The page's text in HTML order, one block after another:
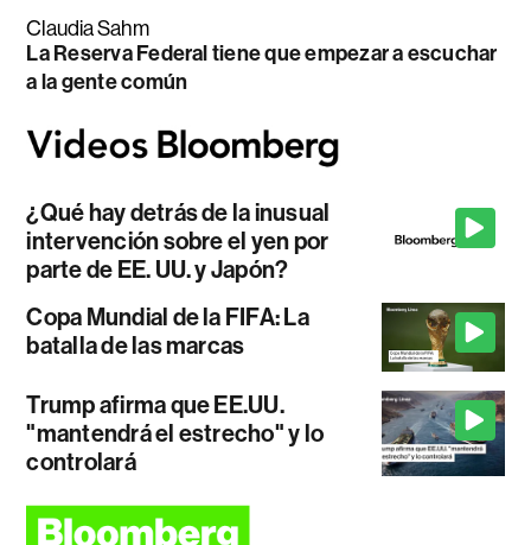
Claudia Sahm
La Reserva Federal tiene que empezar a escuchar
a la gente común
¿Qué hay detrás de la inusual
intervención sobre el yen por
parte de EE. UU. y Japón?
Copa Mundial de la FIFA: La
batalla de las marcas
Trump afirma que EE.UU.
"mantendrá el estrecho" y lo
controlará